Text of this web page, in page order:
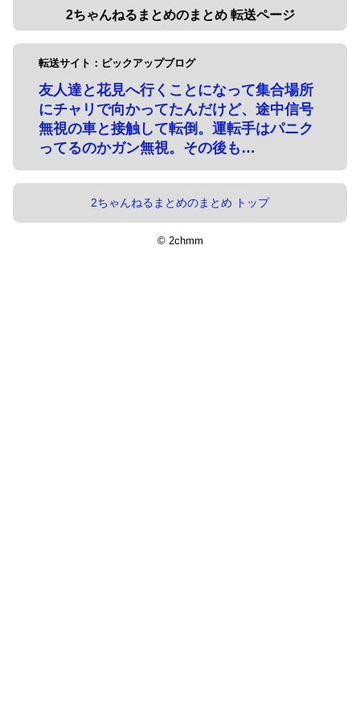
2ちゃんねるまとめのまとめ 転送ページ
転送サイト：ピックアップブログ
友人達と花見へ行くことになって集合場所
にチャリで向かってたんだけど、途中信号
無視の車と接触して転倒。運転手はパニク
ってるのかガン無視。その後も…
2ちゃんねるまとめのまとめ トップ
© 2chmm